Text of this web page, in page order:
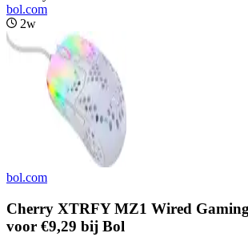
bol.com
2w
bol.com
Cherry XTRFY MZ1 Wired
voor €9,29 bij Bol